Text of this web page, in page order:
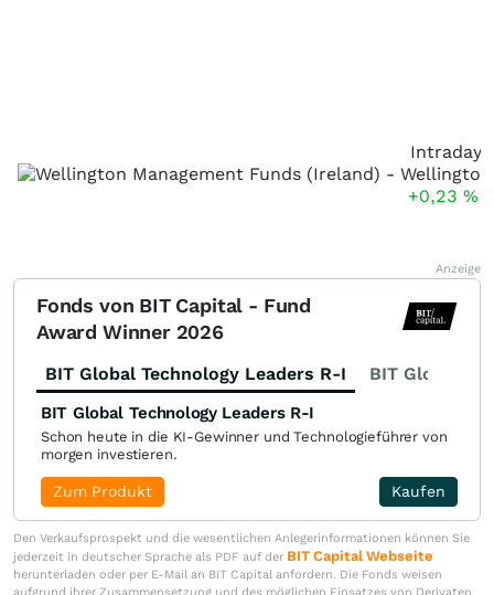
Intraday
+0,23 %
Anzeige
Fonds von BIT Capital - Fund
Award Winner 2026
BIT Global Technology Leaders R-I BIT Global
BIT Global Technology Leaders R-I
Schon heute in die KI-Gewinner und Technologieführer von
morgen investieren.
Kaufen
Zum Produkt
Den Verkaufsprospekt und die wesentlichen Anlegerinformationen können Sie
jederzeit in deutscher Sprache als PDF auf der BIT Capital Webseite
herunterladen oder per E-Mail an BIT Capital anfordern. Die Fonds weisen